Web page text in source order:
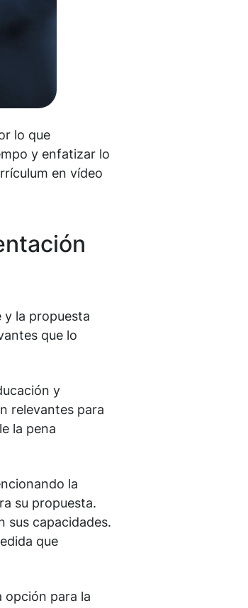
lo que
y enfatizar lo
en vídeo
y la propuesta
que lo
y
relevantes para
la pena
la
su propuesta.
sus capacidades.
que
opción para la